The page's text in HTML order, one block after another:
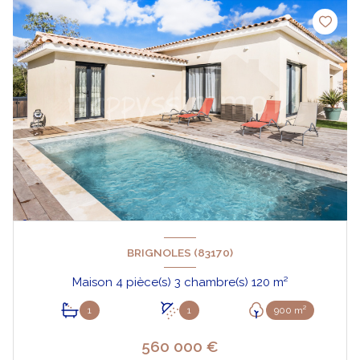
BRIGNOLES (83170)
Maison 4 pièce(s) 3 chambre(s) 120 m²
1 1 900 m²
560 000 €